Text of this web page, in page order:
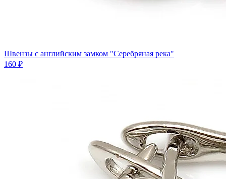
Швензы с английским замком "Серебряная река"
160 ₽